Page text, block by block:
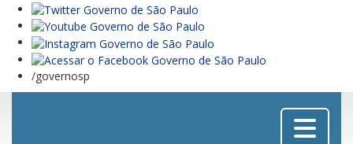
/governosp
Menu